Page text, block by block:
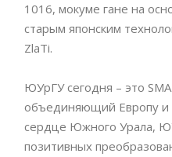
1016, мокуме гане на
старым японским
ZlaTi.
ЮУрГУ сегодня – это
объединяющий Европу и
сердце Южного Урала,
позитивных